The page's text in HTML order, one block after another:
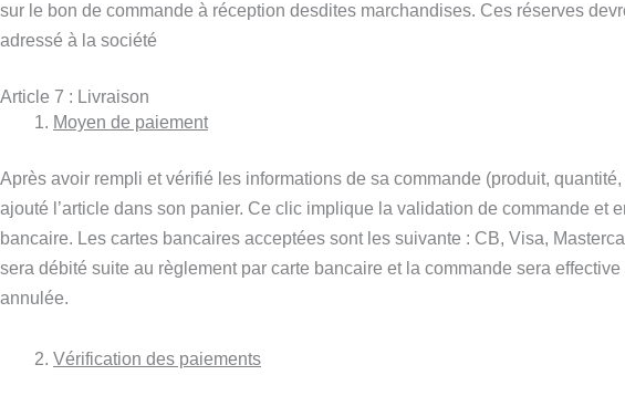
sur le bon de commande à réception desdites marchandises. Ces réserves
adressé à la société
Article 7 : Livraison
Moyen de paiement
Après avoir rempli et vérifié les informations de sa commande (produit,
ajouté l’article dans son panier. Ce clic implique la validation de commande et
bancaire. Les cartes bancaires acceptées sont les suivante : CB, Visa,
sera débité suite au règlement par carte bancaire et la commande sera
annulée.
Vérification des paiements